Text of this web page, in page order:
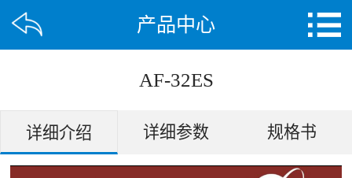
产品中心
AF-32ES
详细介绍 详细参数 规格书